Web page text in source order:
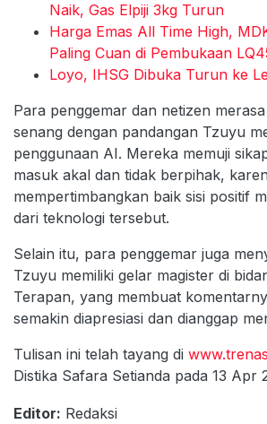
Naik, Gas Elpiji 3kg Turun
Harga Emas All Time High,
Paling Cuan di Pembukaan
Loyo, IHSG Dibuka Turun ke
Para penggemar dan netizen
senang dengan pandangan Tzuyu
penggunaan AI. Mereka memuji
masuk akal dan tidak berpihak,
mempertimbangkan baik sisi positif
dari teknologi tersebut.
Selain itu, para penggemar juga
Tzuyu memiliki gelar magister di
Terapan, yang membuat
semakin diapresiasi dan dianggap
Tulisan ini telah tayang di
Distika Safara Setianda pada 13 Apr
Editor: Redaksi